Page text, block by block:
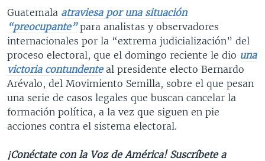
Guatemala atraviesa por una situación
“preocupante”para analistas y observadores
internacionales por la “extrema judicialización” del
proceso electoral, que el domingo reciente le dio una
victoria contundenteal presidente electo Bernardo
Arévalo, del Movimiento Semilla, sobre el que pesan
una serie de casos legales que buscan cancelar la
formación política, a la vez que siguen en pie
acciones contra el sistema electoral.
¡Conéctate con la Voz de América! Suscríbete a